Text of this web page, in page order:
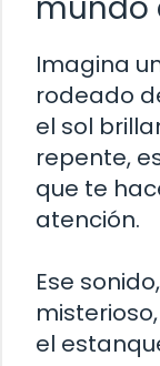
Imagina
rodeado
el sol
repente,
que te
atención.
Ese
el